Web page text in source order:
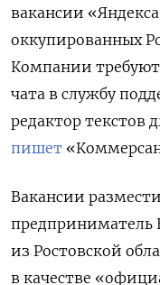
вакансии
оккупированных
Компании
чата в службу
редактор текстов
пишет
Вакансии
предприниматель
из Ростовской
в качестве